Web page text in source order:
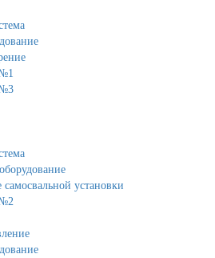
установки